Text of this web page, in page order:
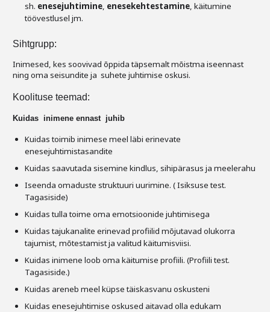
sh. enesejuhtimine, enesekehtestamine, käitumine
töövestlusel jm.
Sihtgrupp:
Inimesed, kes soovivad õppida täpsemalt mõistma iseennast
ning oma seisundite ja suhete juhtimise oskusi.
Koolituse teemad:
Kuidas inimene ennast juhib
Kuidas toimib inimese meel läbi erinevate
enesejuhtimistasandite
Kuidas saavutada sisemine kindlus, sihipärasus ja meelerahu
Iseenda omaduste struktuuri uurimine. ( Isiksuse test.
Tagasiside)
Kuidas tulla toime oma emotsioonide juhtimisega
Kuidas tajukanalite erinevad profiilid mõjutavad olukorra
tajumist, mõtestamist ja valitud käitumisviisi.
Kuidas inimene loob oma käitumise profiili. (Profiili test.
Tagasiside.)
Kuidas areneb meel küpse täiskasvanu oskusteni
Kuidas enesejuhtimise oskused aitavad olla edukam